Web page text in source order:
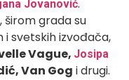
Jovanović.
širom grada su
i svetskih izvođača,
Vague, Josipa
Van Gog i drugi.